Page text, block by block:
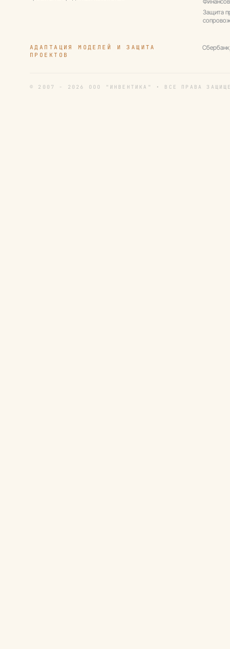
Защита
АДАПТАЦИЯ МОДЕЛЕЙ И ЗАЩИТА
ПРОЕКТОВ
© 2007 - 2026 ООО "ИНВЕНТИКА" • ВСЕ ПРАВА